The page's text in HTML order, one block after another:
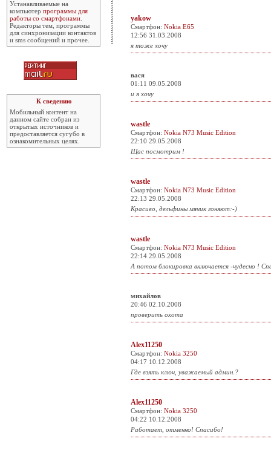
Устанавливаемые на
компьютер программы для
работы со смартфонами
Редакторы тем, программы
для синхронизации контактов
и sms сообщений и прочее.
К сведению
Мобильный контент на
данном сайте собран из
открытых источников и
предоставляется сугубо в
ознакомительных целях.
yakow
Смартфон: Nokia E65
12:56 31.03.2008
я тоже хочу
вася
01:11 09.05.2008
и я хочу
wastle
Смартфон: Nokia N73 Music Edition
22:10 29.05.2008
Щас посмотрим !
wastle
Смартфон: Nokia N73 Music Edition
22:13 29.05.2008
Красиво, дельфины мячик гоняют:-)
wastle
Смартфон: Nokia N73 Music Edition
22:14 29.05.2008
А потом блокировка включается -чудесно !
михайлов
20:46 02.10.2008
проверить охота
Alex11250
Смартфон: Nokia 3250
04:17 10.12.2008
Где взять ключ, уважаемый админ.?
Alex11250
Смартфон: Nokia 3250
04:22 10.12.2008
Работает, отменно! Спасибо!